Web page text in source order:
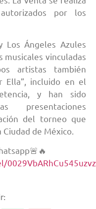
por los
Los Ángeles Azules
vinculadas
artistas también
Ella”, incluido en el
y han sido
presentaciones
del torneo que
de México.